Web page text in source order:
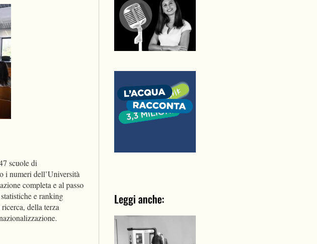
scuole di
i numeri dell’Università
completa e al passo
e ranking
della terza
Leggi anche: